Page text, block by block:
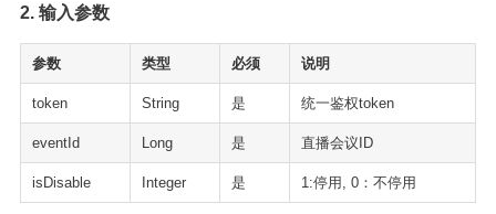
2. 输入参数
参数 类型 必须 说明
token String 是 统一鉴权token
eventId Long 是 直播会议ID
isDisable Integer 是 1:停用, 0：不停用